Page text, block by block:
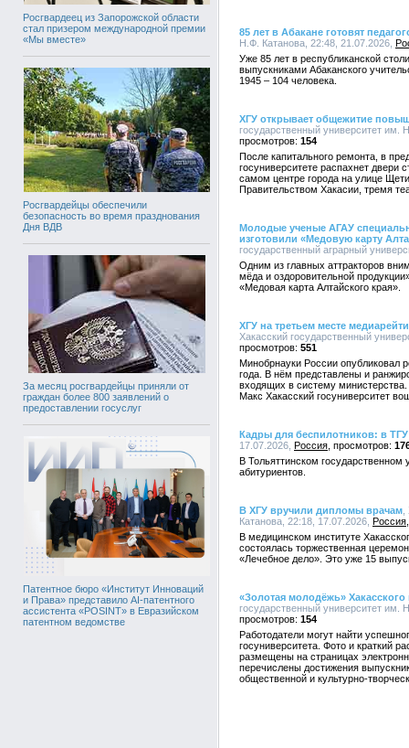
Росгвардеец из Запорожской области
стал призером международной премии
«Мы вместе»
Росгвардейцы обеспечили
безопасность во время празднования
Дня ВДВ
За месяц росгвардейцы приняли от
граждан более 800 заявлений о
предоставлении госуслуг
Патентное бюро «Институт Инноваций
и Права» представило AI-патентного
ассистента «POSINT» в Евразийском
патентном ведомстве
85 лет в Абакане готовят
Н.Ф. Катанова, 22:48, 21.07.2026,
Уже 85 лет в республиканской
выпускниками Абаканского
1945 – 104 человека.
ХГУ открывает общежитие
государственный университет им.
154
После капитального ремонта, в
госуниверситете распахнет
самом центре города на улице
Правительством Хакасии, тремя
Молодые ученые АГАУ
изготовили «Медовую карту
государственный аграрный
Одним из главных аттракторов
мёда и оздоровительной
«Медовая карта Алтайского края».
ХГУ на третьем месте
Хакасский государственный
551
Минобрнауки России опубликовал
года. В нём представлены и
входящих в систему
Макс Хакасский госуниверситет
Кадры для беспилотников: в
17.07.2026, Россия
В Тольяттинском
абитуриентов.
В ХГУ вручили дипломы врачам
Катанова, 22:18, 17.07.2026, Россия
В медицинском институте
состоялась торжественная
«Лечебное дело». Это уже 15
«Золотая молодёжь» Хакасского
государственный университет им.
154
Работодатели могут найти
госуниверситета. Фото и краткий
размещены на страницах
перечислены достижения
общественной и культурно-